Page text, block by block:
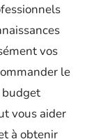
vos
le
budget
vous aider
à obtenir